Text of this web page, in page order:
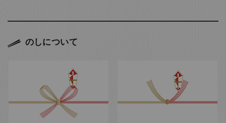
のしについて